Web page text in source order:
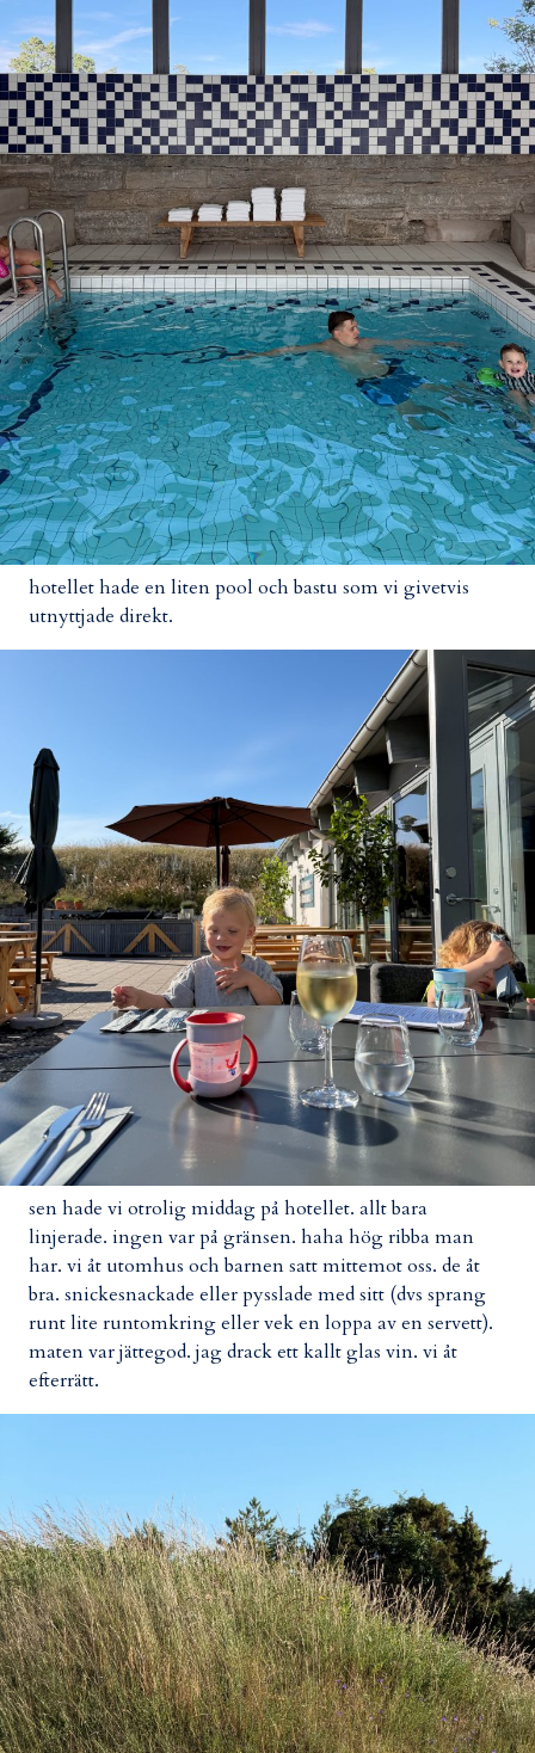
hotellet hade en liten pool och bastu som vi givetvis
utnyttjade direkt.
sen hade vi otrolig middag på hotellet. allt bara
linjerade. ingen var på gränsen. haha hög ribba man
har. vi åt utomhus och barnen satt mittemot oss. de åt
bra. snickesnackade eller pysslade med sitt (dvs sprang
runt lite runtomkring eller vek en loppa av en servett).
maten var jättegod. jag drack ett kallt glas vin. vi åt
efterrätt.